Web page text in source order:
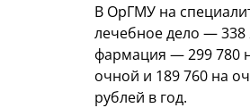
В ОрГМУ на
лечебное дело — 338
фармация — 299 780
очной и 189 760 на
рублей в год.